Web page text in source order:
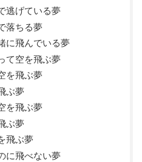
逃げている夢
落ちる夢
に飛んでいる夢
て空を飛ぶ夢
を飛ぶ夢
ぶ夢
を飛ぶ夢
ぶ夢
飛ぶ夢
に飛べない夢